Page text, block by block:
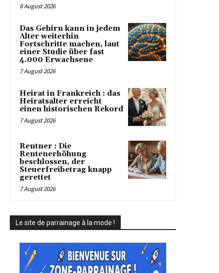
8 August 2026
Das Gehirn kann in jedem
Alter weiterhin
Fortschritte machen, laut
einer Studie über fast
4.000 Erwachsene
7 August 2026
Heirat in Frankreich : das
Heiratsalter erreicht
einen historischen Rekord
7 August 2026
Rentner : Die
Rentenerhöhung
beschlossen, der
Steuerfreibetrag knapp
gerettet
7 August 2026
Le site de parrainage à la mode !